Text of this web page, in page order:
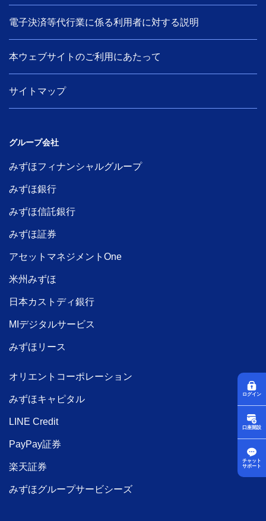
ログイン
口座開設
チャット
サポート
電子決済等代行業に係る利用者に対する説明
本ウェブサイトのご利用にあたって
サイトマップ
グループ会社
みずほフィナンシャルグループ
みずほ銀行
みずほ信託銀行
みずほ証券
アセットマネジメントOne
米州みずほ
日本カストディ銀行
MIデジタルサービス
みずほリース
オリエントコーポレーション
みずほキャピタル
LINE Credit
PayPay証券
楽天証券
みずほグループサービシーズ